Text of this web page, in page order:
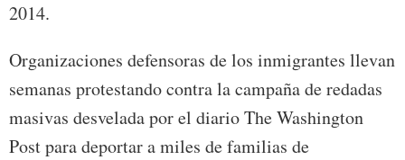
2014.
Organizaciones defensoras de los inmigrantes llevan
semanas protestando contra la campaña de redadas
masivas desvelada por el diario The Washington
Post para deportar a miles de familias de